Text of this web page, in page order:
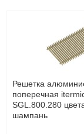
Доставка
Наличный
времени
Интернет-
Qiwi-
подробнее...
Решетка
поперечная
SGL.800.280
шампань